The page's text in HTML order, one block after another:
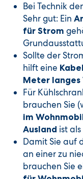
Bei Technik
Sehr gut: Ein
für Strom
Sollte der
hilft eine
Meter langes
Für
brauchen Sie
im
Ausland ist
Damit Sie auf
an einer zu
brauchen Sie